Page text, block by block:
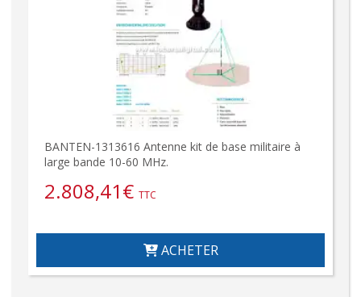
BANTEN-1313616 Antenne kit de base militaire à
large bande 10-60 MHz.
2.808,41€ TTC
ACHETER